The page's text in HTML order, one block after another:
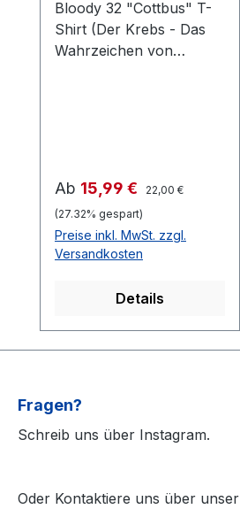
Bloody 32 "Cottbus" T-
Shirt (Der Krebs - Das
Wahrzeichen von
Verkaufspreis:
Ab 15,99 € Regulärer Preis:
22,00 €
(27.32% gespart)
Preise inkl. MwSt. zzgl.
Versandkosten
Details
Fragen?
Schreib uns über Instagram.
Oder Kontaktiere uns über unser